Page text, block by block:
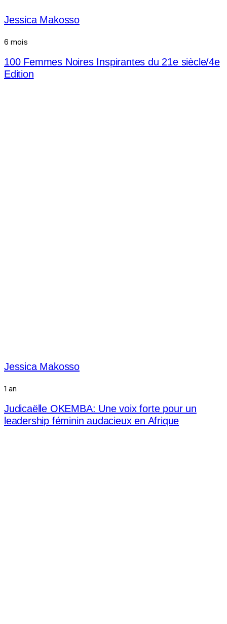
Jessica Makosso
6 mois
100 Femmes Noires Inspirantes du 21e siècle/4e
Edition
Jessica Makosso
1 an
Judicaëlle OKEMBA: Une voix forte pour un
leadership féminin audacieux en Afrique